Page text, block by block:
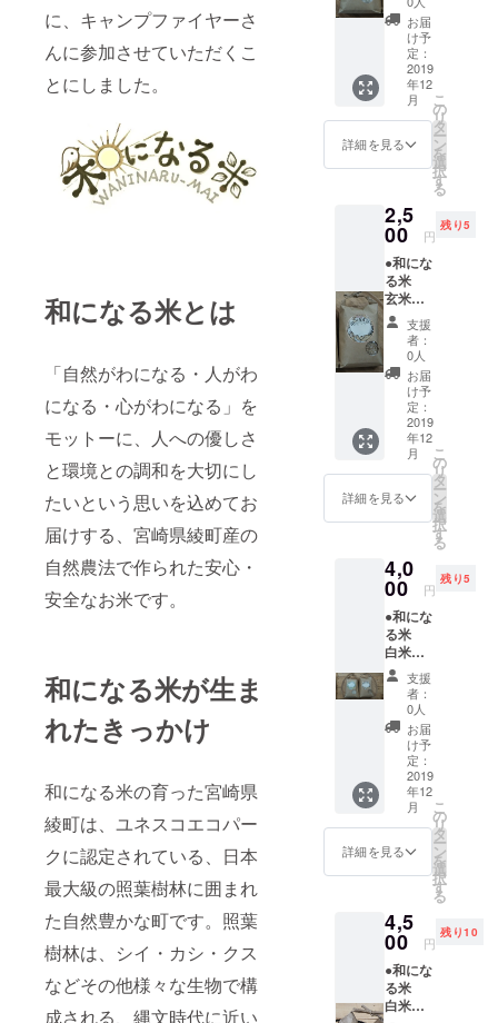
に、キャンプファイヤーさ
んに参加させていただくこ
とにしました。
和になる米とは
「自然がわになる・人がわ
になる・心がわになる」を
モットーに、人への優しさ
と環境との調和を大切にし
たいという思いを込めてお
届けする、宮崎県綾町産の
自然農法で作られた安心・
安全なお米です。
和になる米が生ま
れたきっかけ
和になる米の育った宮崎県
綾町は、ユネスコエコパー
クに認定されている、日本
最大級の照葉樹林に囲まれ
た自然豊かな町です。照葉
樹林は、シイ・カシ・クス
などその他様々な生物で構
成される、縄文時代に近い
崎県綾
町産。
農薬や
除草
剤、化
学肥
料・動
物性肥
料を使
わず、
干した
安心で
美味し
いお
米。 ●
サンク
スレ
ター ●
消費
税、送
料込み
◎ご了
承いた
だきた
い点◎
発送
は、企
いる香
川県の
個人商
店名義
での発
送とな
りま
す。 企
画者が
運送会
社と契
約して
いない
ため、
今回は
発送の
みお願
た、広
島県で
のイベ
ント用
に準備
したた
お届
け予
定：
2019
年12
月
詳細を見る
こ
の
リ
タ
ー
ン
を
選
択
す
る
2,5
00 円
残り5
●和にな
る米
玄米
450グラ
ム（約3
合） 宮
崎県綾
町産。
農薬や
除草
剤、化
学肥
料・動
物性肥
料を使
わず、
干した
安心で
美味し
いお
米。 ●
サンク
スレ
ター ●
消費
税、送
料込み
◎ご了
承いた
だきた
い点◎
発送
は、企
いる香
川県の
個人商
店名義
での発
送とな
支援
者：
0人
お届
け予
定：
2019
年12
月
詳細を見る
こ
の
リ
タ
ー
ン
を
選
択
す
る
4,0
00 円
残り5
●和にな
る米
白米
450グラ
ム（約3
合）×1
●和にな
る米
玄米
450グラ
ム（約3
合）×1
宮崎県
綾町
産。 農
薬や除
化学肥
料・動
物性肥
料を使
わず、
天日で
支援
者：
0人
お届
け予
定：
2019
年12
月
詳細を見る
こ
の
リ
タ
ー
ン
を
選
択
す
る
4,5
00 円
残り10
●和にな
る米
白米 2